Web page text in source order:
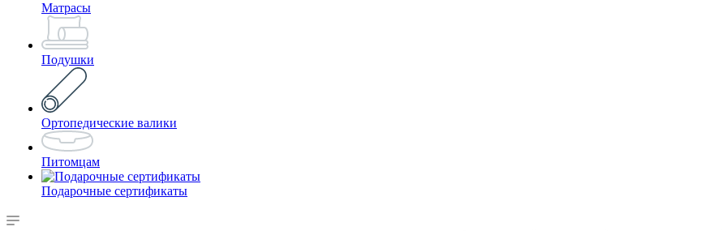
Матрасы
Подушки
Ортопедические валики
Питомцам
Подарочные сертификаты